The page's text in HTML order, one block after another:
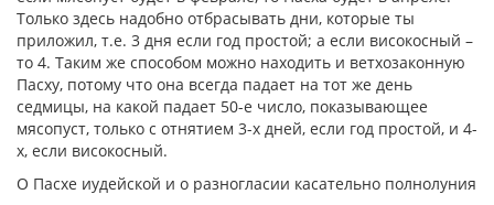
Только здесь надобно отбрасывать дни, которые ты
приложил, т.е. 3 дня если год простой; а если високосный –
то 4. Таким же способом можно находить и ветхозаконную
Пасху, потому что она всегда падает на тот же день
седмицы, на какой падает 50-е число, показывающее
мясопуст, только с отнятием 3-х дней, если год простой, и 4-
х, если високосный.
О Пасхе иудейской и о разногласии касательно полнолуния